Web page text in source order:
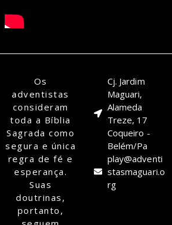
Os
adventistas
consideram
toda a Bíblia
Sagrada como
segura e única
regra de fé e
esperança.
Suas
doutrinas,
portanto,
Cj. Jardim
Maguari,
Alameda
Treze, 17
Coqueiro -
Belém/Pa
play@adventi
stasmaguari.o
rg